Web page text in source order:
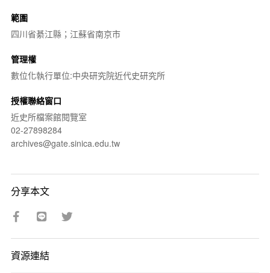
範圍
四川省綦江縣；江蘇省南京市
管理權
數位化執行單位:中央研究院近代史研究所
授權聯絡窗口
近史所檔案館閱覽室
02-27898284
archives@gate.sinica.edu.tw
分享本文
資源連結